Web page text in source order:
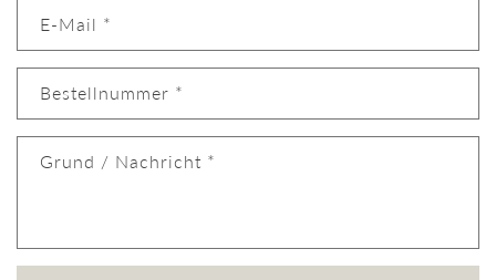
E-Mail *
Bestellnummer *
Grund / Nachricht *